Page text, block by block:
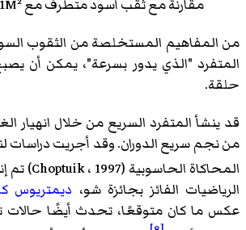
مقارنة مع ثقب أسود متطرف مع M=1, a²+Q²=1M².
من المفاهيم المستخلصة من الثقوب
المتفرد "الذي يدور بسرعة"، يمكن أن
حلقة.
قد ينشأ المتفرد السريع من خلال انهيار
من نجم سريع الدوران. وقد أجريت دراسات
المحاكاة الحاسوبية (Choptuik ، 1997) تم إنجازها.
الرياضيات الفائز بجائزة شو، ديمتريوس
عكس ما كان متوقعًا، تحدث أيضًا حالات